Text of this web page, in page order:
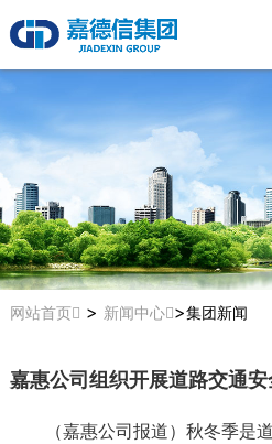
网站首页 > 新闻中心 >集团新闻
嘉惠公司组织开展道路交通安
（嘉惠公司报道） 秋冬季是